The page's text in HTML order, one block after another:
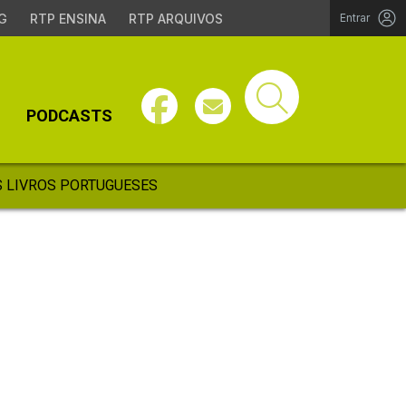
RTP ENSINA RTP ARQUIVOS Entrar
PODCASTS
LIVROS PORTUGUESES